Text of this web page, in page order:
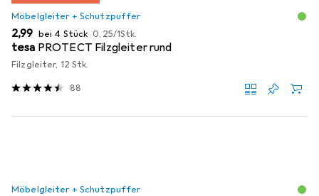
Möbelgleiter + Schutzpuffer
EUR
2,99 bei 4 Stück EUR
0,25/1Stk.
tesa PROTECT Filzgleiter rund
Filzgleiter, 12 Stk.
88
Möbelgleiter + Schutzpuffer